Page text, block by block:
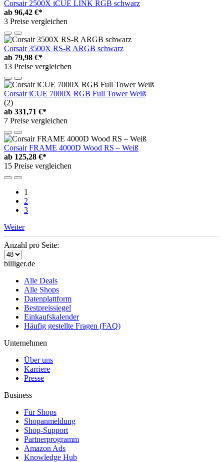
Corsair 2500X iCUE LINK RGB schwarz
ab 96,42 €*
3 Preise vergleichen
Corsair 3500X RS-R ARGB schwarz
ab 79,98 €*
13 Preise vergleichen
Corsair iCUE 7000X RGB Full Tower Weiß
(2)
ab 331,71 €*
7 Preise vergleichen
Corsair FRAME 4000D Wood RS – Weiß
ab 125,28 €*
15 Preise vergleichen
1
2
3
Weiter
Anzahl pro Seite:
billiger.de
Alle Deals
Alle Shops
Datenplattform
Bestpreissiegel
Einkaufskalender
Häufig gestellte Fragen (FAQ)
Unternehmen
Über uns
Karriere
Presse
Business
Für Shops
Shopanmeldung
Shop-Support
Partnerprogramm
Amazon Ads
Knowledge Hub